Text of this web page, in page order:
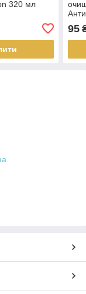
320 мл
95